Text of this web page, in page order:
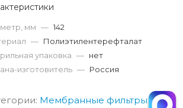
мм — 142
— Полиэтилентерефталат
упаковка — нет
изготовитель — Россия
Мембранные фильтры из